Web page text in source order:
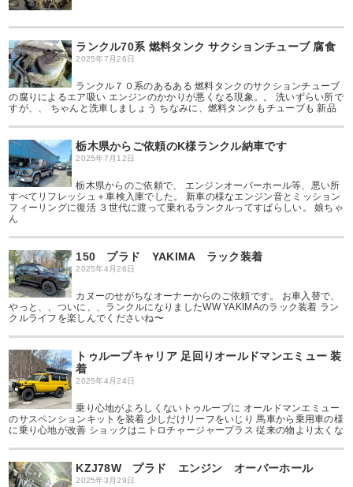
ランクル70系 燃料タンク サクションチューブ 腐食
2025年7月26日
ランクル７０系のあるある 燃料タンクのサクションチューブ
の腐りによるエア吸い エンジンのかかりが悪くなる現象。。 洗いずらい所で
すが、、 ちゃんと洗車しましょう ちなみに、燃料タンクもチューブも 新品
栃木県からご依頼のK様ランクル納車です
2025年7月12日
栃木県からのご依頼で、 エンジンオーバーホール等、悪い所
すべてリフレッシュ＋車検入庫でした。 新車の様なエンジン音とミッション
フィーリングに復活 ３世代に渡って乗れるランクルってすばらしい。 娘ちゃ
ん
150 プラド YAKIMA ラック装着
2025年4月26日
カヌーのせがちなオーナーからのご依頼です。 お車入替で、
やっと、、ついに、、ランクルになりましたWW YAKIMAのラック装着 ラン
クルライフを楽しんでくださいね〜
トゥループキャリア 足回りオールドマンエミュー 装
着
2025年4月24日
乗り心地がよろしくないトゥループに オールドマンエミュー
のサスペンションキットを装着 少しだけリーフをいじり 馬車から乗用車の様
に乗り心地が改善 ショックはニトロチャージャープラス 従来の物より太くな
KZJ78W プラド エンジン オーバーホール
2025年3月29日